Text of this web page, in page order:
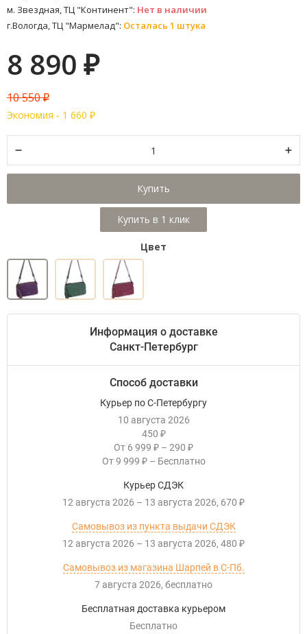
м. Звездная, ТЦ "Континент": Нет в наличии
г.Вологда, ТЦ "Мармелад": Осталась 1 штука
8 890 ₽
10 550₽
Экономия - 1 660 ₽
Купить
Цвет
Информация о доставке
Санкт-Петербург
Способ доставки
Курьер по С-Петербургу
10 августа 2026
450 ₽
От 6 999 ₽ – 290 ₽
От 9 999 ₽ – Бесплатно
Курьер СДЭК
12 августа 2026 – 13 августа 2026 670 ₽
Самовывоз из пункта выдачи СДЭК
12 августа 2026 – 13 августа 2026 480 ₽
Самовывоз из магазина Шарпей в С-Пб.
7 августа 2026
Бесплатно
Бесплатная доставка курьером
Бесплатно